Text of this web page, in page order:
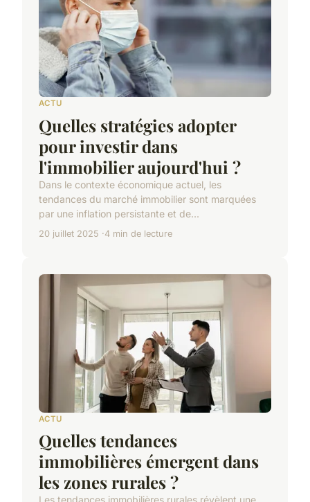
ACTU
Quelles stratégies adopter
pour investir dans
l'immobilier aujourd'hui ?
Dans le contexte économique actuel, les
tendances du marché immobilier sont marquées
par une inflation persistante et de...
20 juillet 2025 4 min de lecture
ACTU
Quelles tendances
immobilières émergent dans
les zones rurales ?
Les tendances immobilières rurales révèlent une